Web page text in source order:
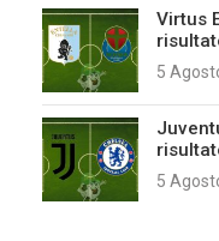
Virtus
5
5